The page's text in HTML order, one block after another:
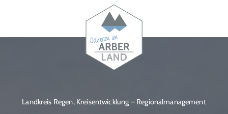
Landkreis Regen, Kreisentwicklung – Regionalmanagement